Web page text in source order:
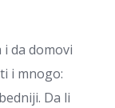
da domovi
i mnogo:
Da li